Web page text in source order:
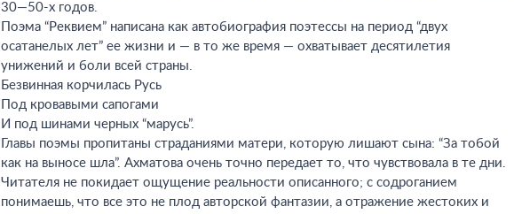
30—50-х годов.
Поэма “Реквием” написана как автобиография поэтессы на период “двух
осатанелых лет” ее жизни и — в то же время — охватывает десятилетия
унижений и боли всей страны.
Безвинная корчилась Русь
Под кровавыми сапогами
И под шинами черных “марусь”.
Главы поэмы пропитаны страданиями матери, которую лишают сына: “За тобой
как на выносе шла”. Ахматова очень точно передает то, что чувствовала в те дни.
Читателя не покидает ощущение реальности описанного; с содроганием
понимаешь, что все это не плод авторской фантазии, а отражение жестоких и